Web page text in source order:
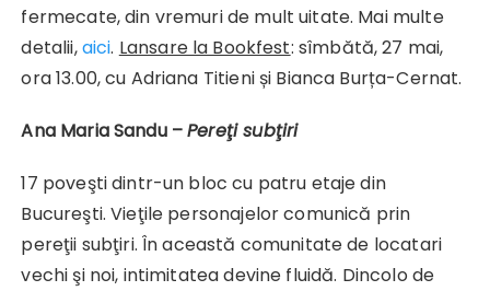
fermecate, din vremuri de mult uitate. Mai multe
detalii,aici. Lansare la Bookfest: sîmbătă, 27 mai,
ora 13.00, cu Adriana Titieni și Bianca Burța-Cernat.
Ana Maria Sandu –Pereţi subţiri
17 poveşti dintr-un bloc cu patru etaje din
Bucureşti. Vieţile personajelor comunică prin
pereţii subţiri. În această comunitate de locatari
vechi şi noi, intimitatea devine fluidă. Dincolo de